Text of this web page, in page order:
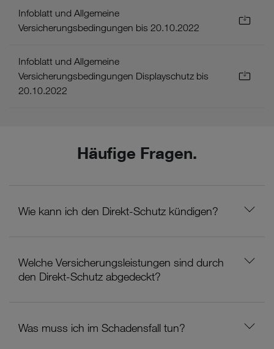
Infoblatt und Allgemeine
Versicherungsbedingungen bis 20.10.2022
Infoblatt und Allgemeine
Versicherungsbedingungen Displayschutz bis
20.10.2022
Häufige Fragen.
Wie kann ich den Direkt-Schutz kündigen?
Welche Versicherungsleistungen sind durch
den Direkt-Schutz abgedeckt?
Was muss ich im Schadensfall tun?